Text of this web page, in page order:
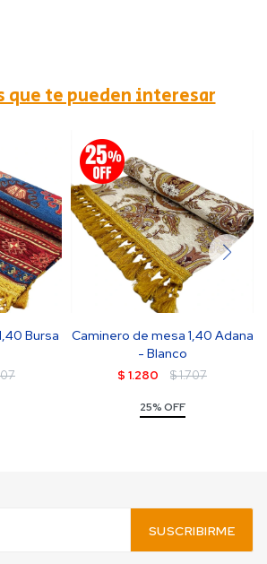
que te pueden interesar
Bursa
Caminero de mesa 1,40 Adana
- Blanco
$ 1.280 $1.707
25% OFF
SUSCRIBIRME